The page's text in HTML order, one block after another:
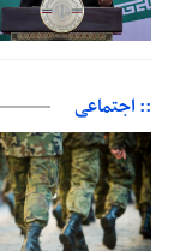
:: اجتماعی